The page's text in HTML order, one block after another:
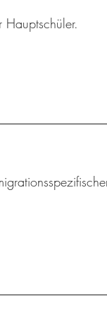
Hauptschüler.